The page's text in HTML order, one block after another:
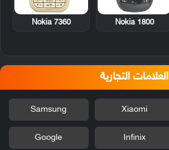
Nokia 1800
Nokia 7360
العلامات التجارية
Xiaomi
Samsung
Infinix
Google